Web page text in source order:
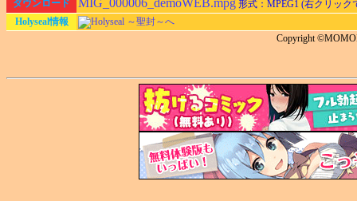
ダウンロード
MIG_000006_demoWEB.mpg 形式：MPEG1 (右クリッ
Holyseal情報
Holyseal ～聖封～へ
Copyright